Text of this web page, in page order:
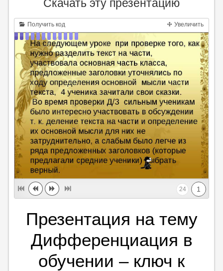
Скачать эту презентацию
Получить код Увеличить
1
24
Презентация на тему
Дифференциация в
обучении – ключ к